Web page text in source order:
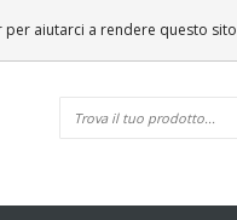
aiutarci a rendere questo